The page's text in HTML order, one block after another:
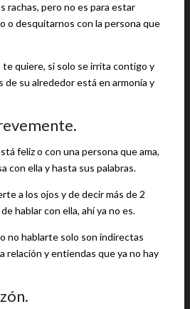
rachas, pero no es para estar
o desquitarnos con la persona que
te quiere, si solo se irrita contigo y
de su alrededor está en armonía y
feliz o con una persona que ama,
con ella y hasta sus palabras.
a los ojos y de decir más de 2
hablar con ella, ahí ya no es.
no hablarte solo son indirectas
relación y entiendas que ya no hay